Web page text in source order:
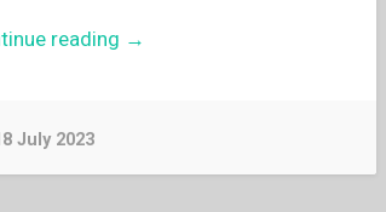
reading “Ferdinando
→
July 2023